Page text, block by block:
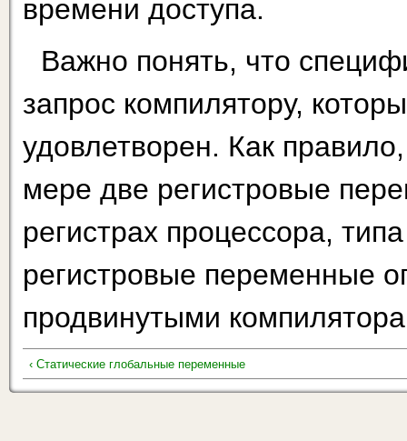
времени доступа.
Важно понять, что
запрос компилятору,
удовлетворен. Как
мере две регистровые
регистрах процессора,
регистровые переменные
продвинутыми
‹ Статические глобальные переменные